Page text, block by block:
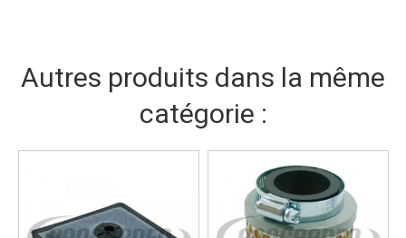
Autres produits dans la même
catégorie :